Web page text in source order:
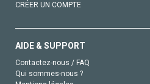
CRÉER UN COMPTE
AIDE & SUPPORT
Contactez-nous / FAQ
Qui sommes-nous ?